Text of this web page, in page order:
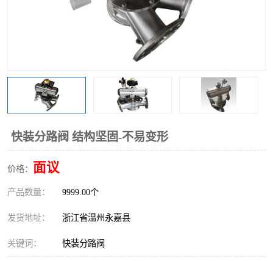
快装分路阀 结构坚固-不易变形
价格： 面议
产品数量： 9999.00个
发货地址： 浙江省温州永嘉县
关键词： 快装分路阀
气动球阀
Y型分路阀
粉体分路阀
管道换向器